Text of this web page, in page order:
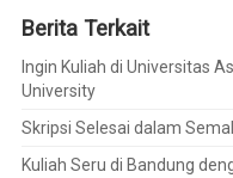
Berita Terkait
Ingin Kuliah di Universitas
University
Skripsi Selesai dalam
Kuliah Seru di Bandung